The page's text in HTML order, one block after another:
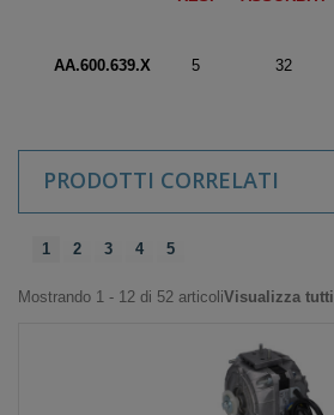
AA.600.639.X 5 32
PRODOTTI CORRELATI
1 2 3 4 5
Mostrando 1 - 12 di 52 articoliVisualizza tutti